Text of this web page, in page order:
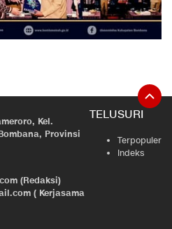
Kel.
Provinsi
(Redaksi)
( Kerjasama
TELUSURI
Terpopuler
Indeks